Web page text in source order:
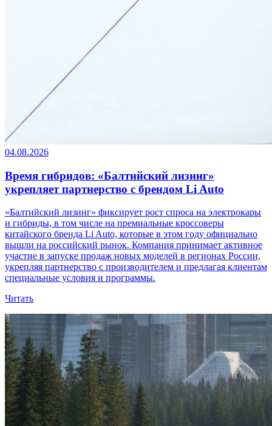
04.08.2026
Время гибридов: «Балтийский лизинг»
укрепляет партнерство с брендом Li Auto
«Балтийский лизинг» фиксирует рост спроса на электрокары
и гибриды, в том числе на премиальные кроссоверы
китайского бренда Li Auto, которые в этом году официально
вышли на российский рынок. Компания принимает активное
участие в запуске продаж новых моделей в регионах России,
укрепляя партнерство с производителем и предлагая клиентам
специальные условия и программы.
Читать